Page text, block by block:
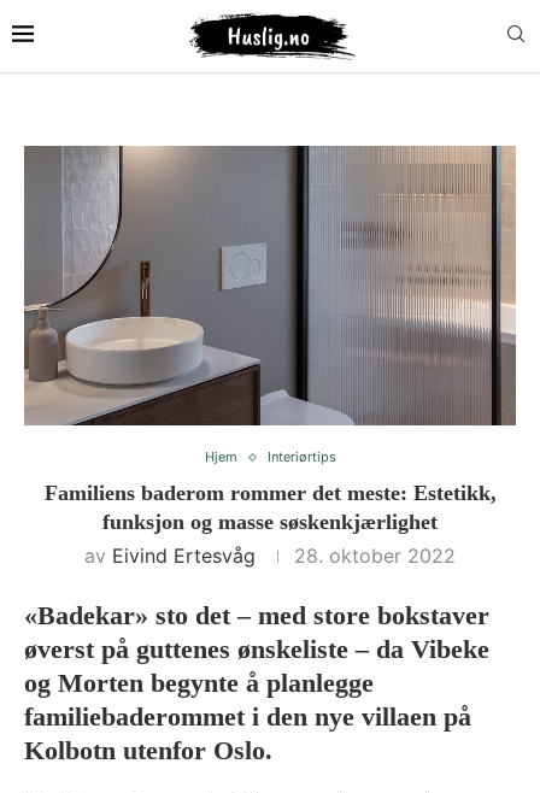
Hjem Interiørtips
Familiens baderom rommer det meste: Estetikk,
funksjon og masse søskenkjærlighet
av Eivind Ertesvåg 28. oktober 2022
«Badekar» sto det – med store bokstaver
øverst på guttenes ønskeliste – da Vibeke
og Morten begynte å planlegge
familiebaderommet i den nye villaen på
Kolbotn utenfor Oslo.